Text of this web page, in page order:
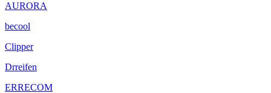
AURORA
becool
Clipper
Drreifen
ERRECOM